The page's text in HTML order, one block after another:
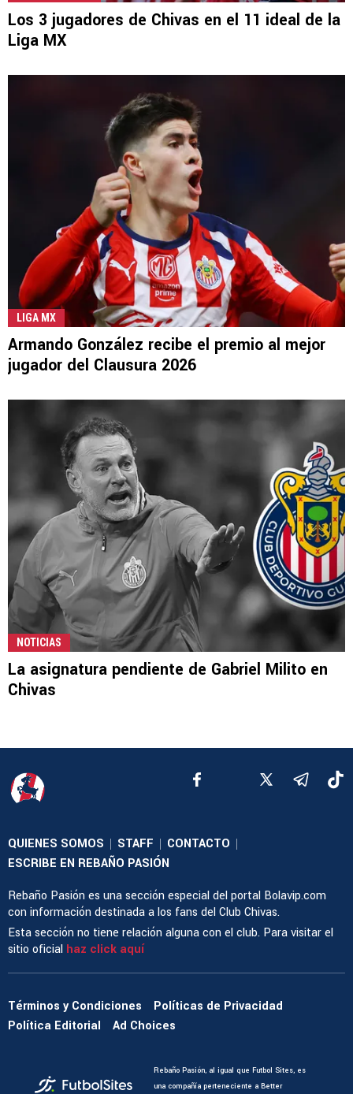
Los 3 jugadores de Chivas en el 11 ideal de la
Liga MX
LIGA MX
Armando González recibe el premio al mejor
jugador del Clausura 2026
NOTICIAS
La asignatura pendiente de Gabriel Milito en
Chivas
QUIENES SOMOS | STAFF | CONTACTO |
ESCRIBE EN REBAÑO PASIÓN
Rebaño Pasión es una sección especial del portal Bolavip.com
con información destinada a los fans del Club Chivas.
Esta sección no tiene relación alguna con el club. Para visitar el
sitio oficial haz click aquí
Términos y Condiciones
Políticas de Privacidad
Política Editorial
Ad Choices
Rebaño Pasión, al igual que Futbol Sites, es
una compañía perteneciente a Better